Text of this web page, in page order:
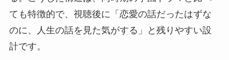
ても特徴的で、視聴後に「恋愛の話だったはずな
のに、人生の話を見た気がする」と残りやすい設
計です。